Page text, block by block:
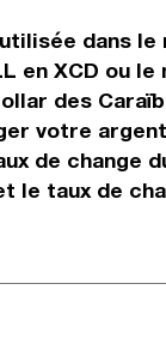
dans le
en XCD ou
des
votre
de change
le taux de